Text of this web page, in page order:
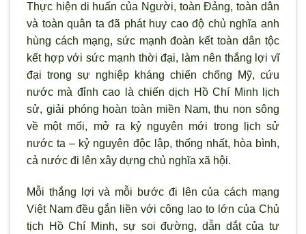
Thực hiện di huấn của Người, toàn Đảng, toàn dân
và toàn quân ta đã phát huy cao độ chủ nghĩa anh
hùng cách mạng, sức mạnh đoàn kết toàn dân tộc
kết hợp với sức mạnh thời đại, làm nên thắng lợi vĩ
đại trong sự nghiệp kháng chiến chống Mỹ, cứu
nước mà đỉnh cao là chiến dịch Hồ Chí Minh lịch
sử, giải phóng hoàn toàn miền Nam, thu non sông
về một mối, mở ra kỷ nguyên mới trong lịch sử
nước ta – kỷ nguyên độc lập, thống nhất, hòa bình,
cả nước đi lên xây dựng chủ nghĩa xã hội.
Mỗi thắng lợi và mỗi bước đi lên của cách mạng
Việt Nam đều gắn liền với công lao to lớn của Chủ
tịch Hồ Chí Minh, sự soi đường, dẫn dắt của tư